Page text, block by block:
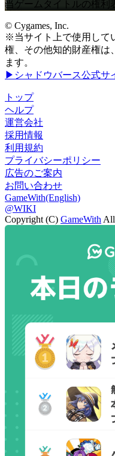
当ゲームタイトルの権利
© Cygames, Inc.
※当サイト上で使用して
権、その他知的財産権は
ます。
▶シャドウバース公式サ
トップ
ヘルプ
運営会社
採用情報
利用規約
プライバシーポリシー
広告のご案内
お問い合わせ
GameWith(English)
@WIKI
Copyright (C) GameWith All